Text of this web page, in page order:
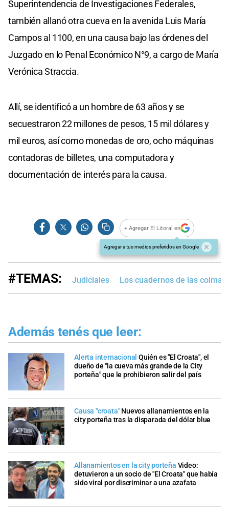
Superintendencia de Investigaciones Federales,
también allanó otra cueva en la avenida Luis María
Campos al 1100, en una causa bajo las órdenes del
Juzgado en lo Penal Económico N°9, a cargo de María
Verónica Straccia.
Allí, se identificó a un hombre de 63 años y se
secuestraron 22 millones de pesos, 15 mil dólares y
mil euros, así como monedas de oro, ocho máquinas
contadoras de billetes, una computadora y
documentación de interés para la causa.
+ Agregar El Litoral en
Agregar a tus medios preferidos en Google
#TEMAS: Judiciales Los cuadernos de las coimas
Además tenés que leer:
Alerta internacional Quién es "El Croata", el
dueño de "la cueva más grande de la City
porteña" que le prohibieron salir del país
Causa "croata" Nuevos allanamientos en la
city porteña tras la disparada del dólar blue
Allanamientos en la city porteña Video:
detuvieron a un socio de "El Croata" que había
sido viral por discriminar a una azafata